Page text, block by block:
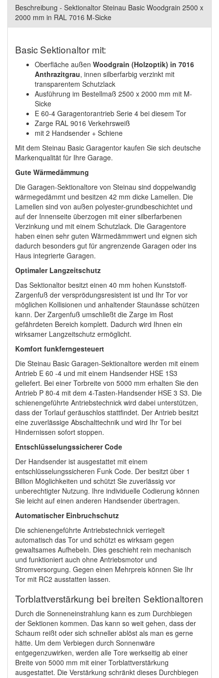
Beschreibung - Sektionaltor Steinau Basic Woodgrain 2500 x
2000 mm in RAL 7016 M-Sicke
Basic Sektionaltor mit:
Oberfläche außen Woodgrain (Holzoptik) in 7016
Anthrazitgrau, innen silberfarbig verzinkt mit
transparentem Schutzlack
Ausführung im Bestellmaß 2500 x 2000 mm mit M-
Sicke
E 60-4 Garagentorantrieb Serie 4 bei diesem Tor
Zarge RAL 9016 Verkehrsweiß
mit 2 Handsender + Schiene
Mit dem Steinau Basic Garagentor kaufen Sie sich deutsche
Markenqualität für Ihre Garage.
Gute Wärmedämmung
Die Garagen-Sektionaltore von Steinau sind doppelwandig
wärmegedämmt und besitzen 42 mm dicke Lamellen. Die
Lamellen sind von außen polyester-grundbeschichtet und
auf der Innenseite überzogen mit einer silberfarbenen
Verzinkung und mit einem Schutzlack. Die Garagentore
haben einen sehr guten Wärmedämmwert und eignen sich
dadurch besonders gut für angrenzende Garagen oder ins
Haus integrierte Garagen.
Optimaler Langzeitschutz
Das Sektionaltor besitzt einen 40 mm hohen Kunststoff-
Zargenfuß der versprödungsresistent ist und Ihr Tor vor
möglichen Kollisionen und anhaltender Staunässe schützen
kann. Der Zargenfuß umschließt die Zarge im Rost
gefährdeten Bereich komplett. Dadurch wird Ihnen ein
wirksamer Langzeitschutz ermöglicht.
Komfort funkferngesteuert
Die Steinau Basic Garagen-Sektionaltore werden mit einem
Antrieb E 60 -4 und mit einem Handsender HSE 1S3
geliefert. Bei einer Torbreite von 5000 mm erhalten Sie den
Antrieb P 80-4 mit dem 4-Tasten-Handsender HSE 3 S3. Die
schienengeführte Antriebstechnick wird dabei unterstützen,
dass der Torlauf geräuschlos stattfindet. Der Antrieb besitzt
eine zuverlässige Abschalttechnik und wird Ihr Tor bei
Hindernissen sofort stoppen.
Entschlüsselungssicherer Code
Der Handsender ist ausgestattet mit einem
entschlüsselungssicheren Funk Code. Der besitzt über 1
Billion Möglichkeiten und schützt Sie zuverlässig vor
unberechtigter Nutzung. Ihre individuelle Codierung können
Sie leicht auf einen anderen Handsender übertragen.
Automatischer Einbruchschutz
Die schienengeführte Antriebstechnick verriegelt
automatisch das Tor und schützt es wirksam gegen
gewaltsames Aufhebeln. Dies geschieht rein mechanisch
und funktioniert auch ohne Antriebsmotor und
Stromversorgung. Gegen einen Mehrpreis können Sie Ihr
Tor mit RC2 ausstatten lassen.
Torblattverstärkung bei breiten Sektionaltoren
Durch die Sonneneinstrahlung kann es zum Durchbiegen
der Sektionen kommen. Das kann so weit gehen, dass der
Schaum reißt oder sich schneller ablöst als man es gerne
hätte. Um dem Verbiegen durch Sonnenwäre
entgegenzuwirken, werden alle Tore werkseitig ab einer
Breite von 5000 mm mit einer Torblattverstärkung
ausgestattet. Die Verstärkung schränkt dieses Durchbiegen